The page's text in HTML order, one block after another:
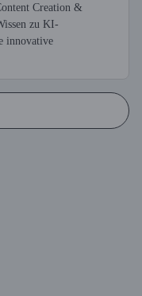
Creation &
zu KI-
innovative